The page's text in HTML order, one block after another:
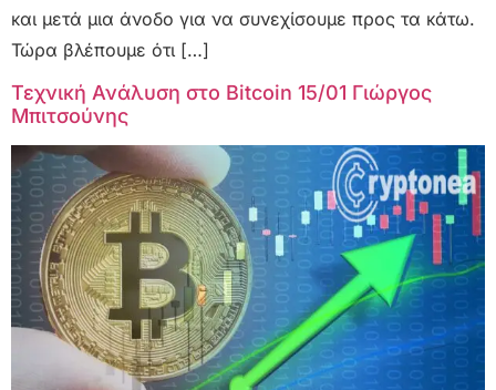
και μετά μια άνοδο για να συνεχίσουμε προς τα κάτω.
Τώρα βλέπουμε ότι […]
Τεχνική Ανάλυση στο Bitcoin 15/01 Γιώργος
Μπιτσούνης